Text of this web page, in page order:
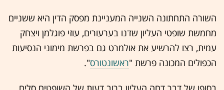
השורה התחתונה השנייה המעניינת מפסק הדין היא ששניים
מחמשת שופטי העליון שדנו בערעורים, עוזי פוגלמן ויצחק
עמית, רצו להרשיע את אולמרט גם בפרשת מימוני הנסיעות
הכפולים המכונה פרשת "ראשונטורס".